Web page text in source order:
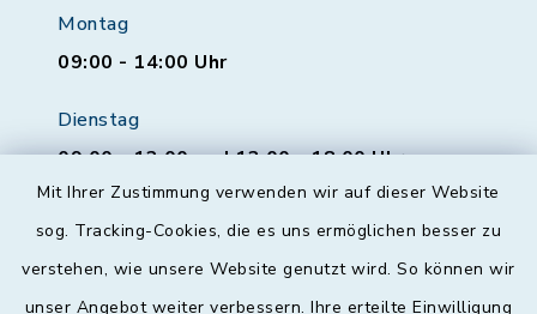
Mit Ihrer Zustimmung verwenden wir auf dieser Website
sog. Tracking-Cookies, die es uns ermöglichen besser zu
verstehen, wie unsere Website genutzt wird. So können wir
unser Angebot weiter verbessern. Ihre erteilte Einwilligung
Montag
09:00 - 14:00 Uhr
Dienstag
09:00 - 12:00 und 13:00 - 18:00 Uhr